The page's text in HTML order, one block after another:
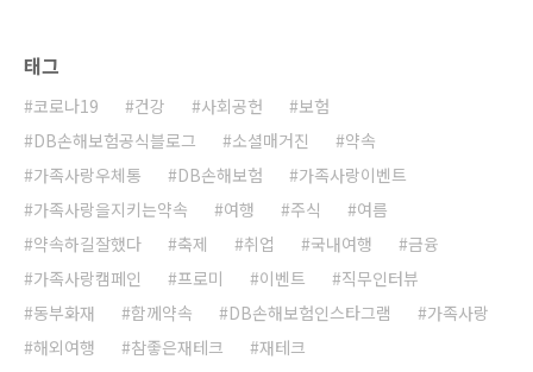
태그
코로나19 건강 사회공헌
보험
DB손해보험공식블로그
소셜매거진
약속
가족사랑우체통
DB손해보험
가족사랑이벤트
가족사랑을지키는약속
여행 주식
여름
약속하길잘했다
축제 취업 국내여행
금융
가족사랑캠페인
프로미 이벤트
직무인터뷰
동부화재
함께약속 DB손해보험인스타그램
가족사랑
해외여행
참좋은재테크 재테크